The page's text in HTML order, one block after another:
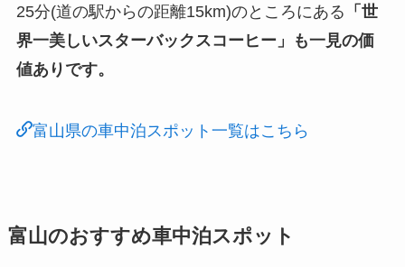
25分(道の駅からの距離15km)のところにある 「世
界一美しいスターバックスコーヒー」も一見の価
値ありです。
富山県の車中泊スポット一覧はこちら
富山のおすすめ車中泊スポット